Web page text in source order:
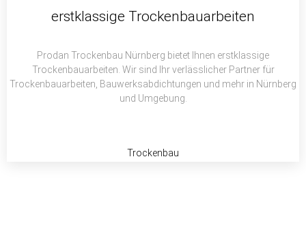
r
p
erstklassige Trockenbauarbeiten
Prodan Trockenbau Nürnberg bietet Ihnen erstklassige
Trockenbauarbeiten. Wir sind Ihr verlässlicher Partner für
Trockenbauarbeiten, Bauwerksabdichtungen und mehr in Nürnberg
und Umgebung.
Trockenbau